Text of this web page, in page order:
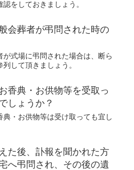
をしておきましょう。
会葬者が弔問された時の
が式場に弔問された場合は、断ら
して頂きましょう。
香典・お供物等を受取っ
しょうか？
典・お供物等は受け取っても宜し
た後、訃報を聞かれた方
へ弔問され、その後の遺